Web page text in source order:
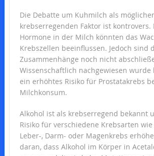
Die Debatte um Kuhmilch als
krebserregenden Faktor ist
Hormone in der Milch könnten das
Krebszellen beeinflussen. Jedoch sind
Zusammenhänge noch nicht
Wissenschaftlich nachgewiesen
ein erhöhtes Risiko für Prostatakrebs
Milchkonsum.
Alkohol ist als krebserregend bekannt
Risiko für verschiedene Krebsarten
Leber-, Darm- oder Magenkrebs
daran, dass Alkohol im Körper in